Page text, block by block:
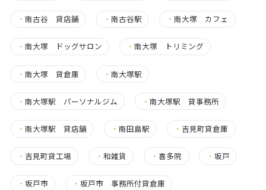
・ 南古谷 貸店舗 ・南古谷駅 ・南大塚 カフェ
・ 南大塚 ドッグサロン ・南大塚 トリミング
・ 南大塚 貸倉庫 ・南大塚駅
・ 南大塚駅 パーソナルジム ・南大塚駅 貸事務所
・ 南大塚駅 貸店舗 ・南田島駅 ・ 吉見町貸倉庫
・ 吉見町貸工場 ・和雑貨 ・喜多院 ・ 坂戸
・ 坂戸市 ・坂戸市 事務所付貸倉庫